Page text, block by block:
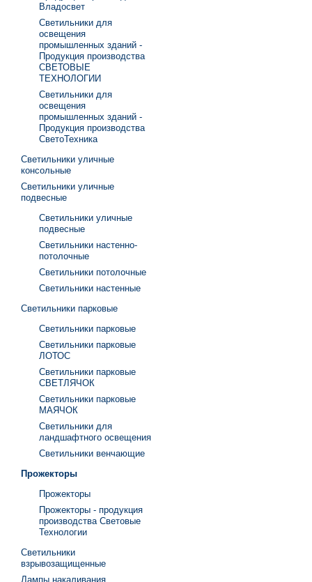
Владосвет
Светильники для
освещения
промышленных зданий -
Продукция производства
СВЕТОВЫЕ
ТЕХНОЛОГИИ
Светильники для
освещения
промышленных зданий -
Продукция производства
СветоТехника
Светильники уличные
консольные
Светильники уличные
подвесные
Светильники уличные
подвесные
Светильники настенно-
потолочные
Светильники потолочные
Светильники настенные
Светильники парковые
Светильники парковые
Светильники парковые
ЛОТОС
Светильники парковые
СВЕТЛЯЧОК
Светильники парковые
МАЯЧОК
Светильники для
ландшафтного освещения
Светильники венчающие
Прожекторы
Прожекторы
Прожекторы - продукция
производства Световые
Технологии
Светильники
взрывозащищенные
Лампы накаливания